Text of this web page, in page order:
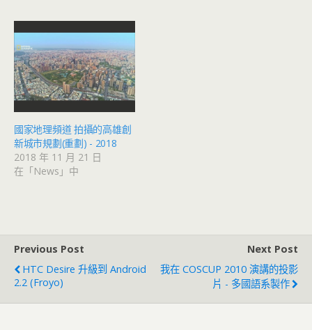
國家地理頻道 拍攝的高雄創
新城市規劃(重劃) - 2018
2018 年 11 月 21 日
在「News」中
Previous Post
HTC Desire 升級到 Android
2.2 (Froyo)
Next Post
我在 COSCUP 2010 演講的投影
片 - 多國語系製作